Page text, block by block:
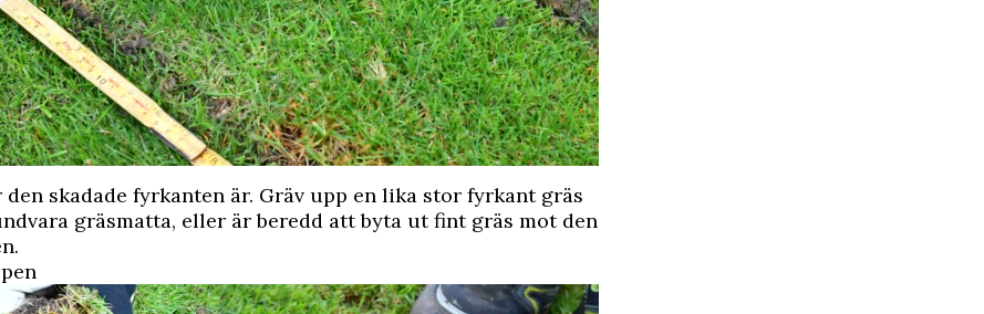
skadade fyrkanten är. Gräv upp en lika stor fyrkant gräs
gräsmatta, eller är beredd att byta ut fint gräs mot den